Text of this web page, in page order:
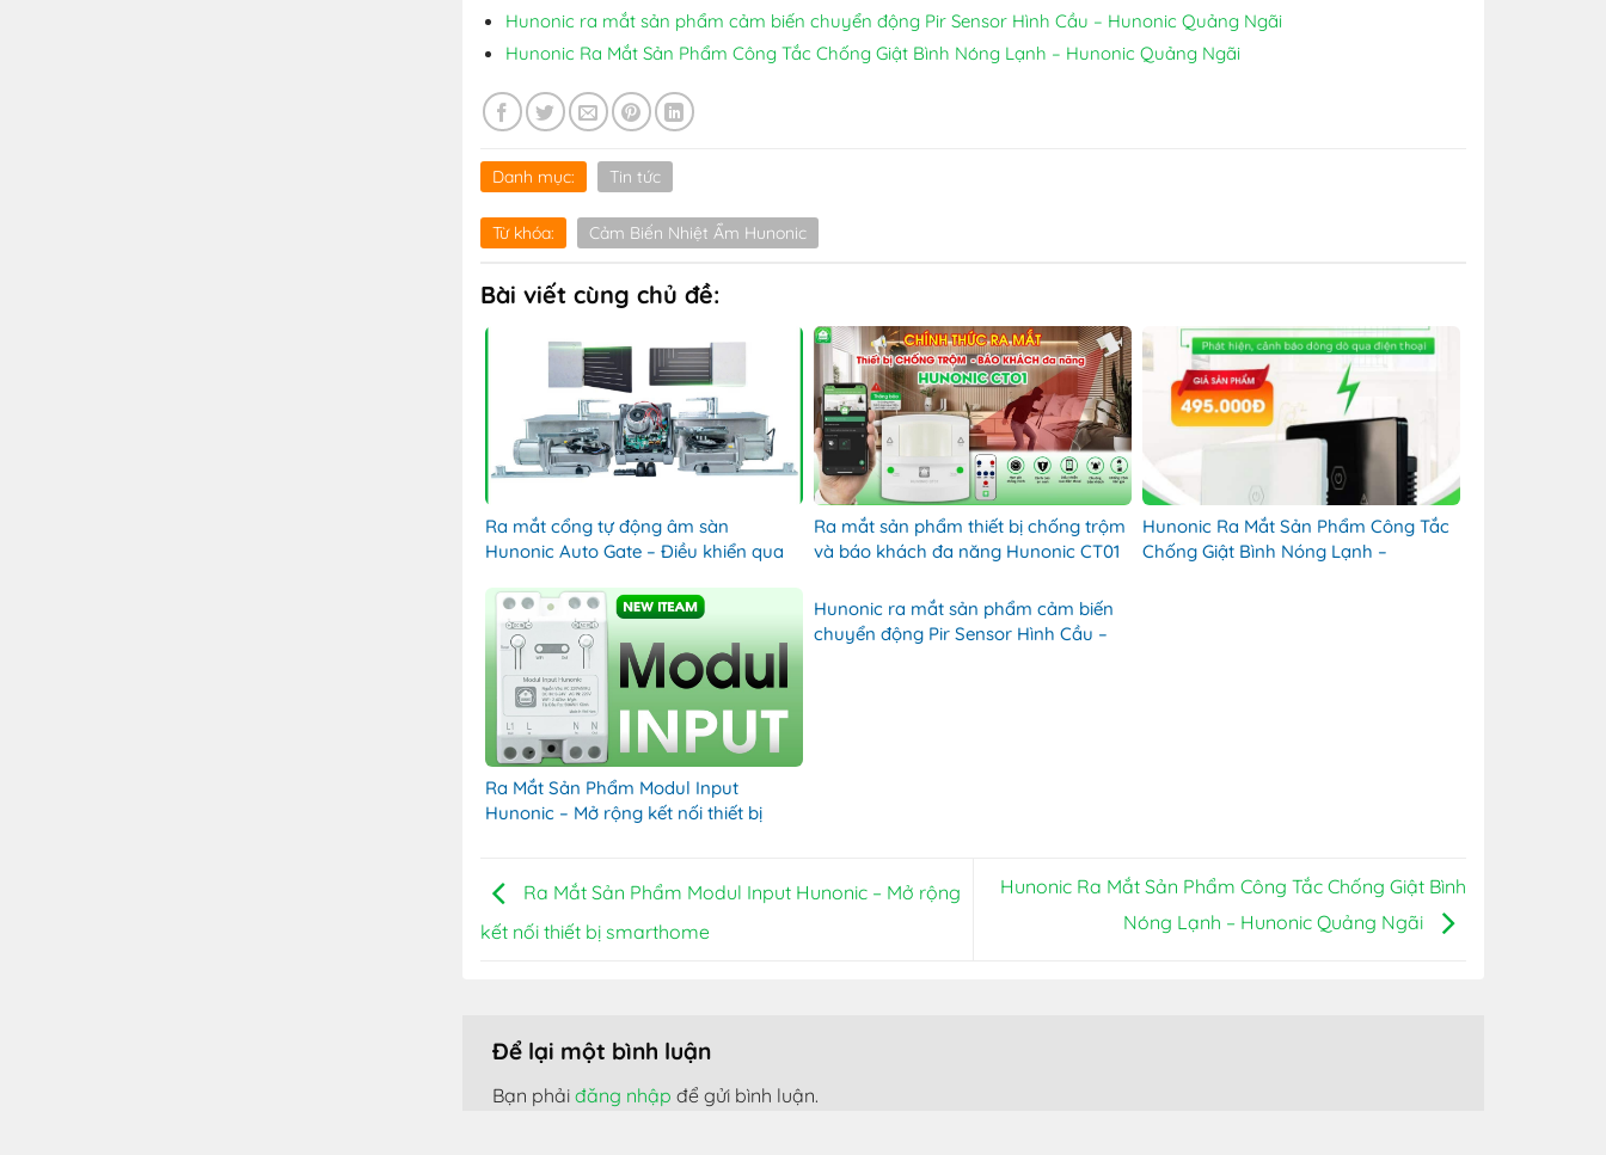
Hunonic ra mắt sản phẩm cảm biến chuyển động Pir Sensor Hình Cầu – Hunonic Quảng Ngãi
Hunonic Ra Mắt Sản Phẩm Công Tắc Chống Giật Bình Nóng Lạnh – Hunonic Quảng Ngãi
Danh mục: Tin tức
Từ khóa: Cảm Biến Nhiệt Ẩm Hunonic
Bài viết cùng chủ đề:
Ra mắt cổng tự động âm sàn
Hunonic Auto Gate – Điều khiển qua
Ra mắt sản phẩm thiết bị chống trộm
và báo khách đa năng Hunonic CT01
Hunonic Ra Mắt Sản Phẩm Công Tắc
Chống Giật Bình Nóng Lạnh –
Ra Mắt Sản Phẩm Modul Input
Hunonic – Mở rộng kết nối thiết bị
Hunonic ra mắt sản phẩm cảm biến
chuyển động Pir Sensor Hình Cầu –
Ra Mắt Sản Phẩm Modul Input Hunonic – Mở rộng
kết nối thiết bị smarthome
Hunonic Ra Mắt Sản Phẩm Công Tắc Chống Giật Bình
Nóng Lạnh – Hunonic Quảng Ngãi
Để lại một bình luận
Bạn phải đăng nhập để gửi bình luận.